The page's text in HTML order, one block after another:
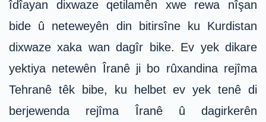
îdîayan dixwaze qetilamên xwe rewa nîşan
bide û neteweyên din bitirsîne ku Kurdistan
dixwaze xaka wan dagîr bike. Ev yek dikare
yektiya netewên Îranê ji bo rûxandina rejîma
Tehranê têk bibe, ku helbet ev yek tenê di
berjewenda rejîma Îranê û dagirkerên